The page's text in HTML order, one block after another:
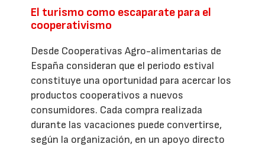
El turismo como escaparate para el
cooperativismo
Desde Cooperativas Agro-alimentarias de
España consideran que el periodo estival
constituye una oportunidad para acercar los
productos cooperativos a nuevos
consumidores. Cada compra realizada
durante las vacaciones puede convertirse,
según la organización, en un apoyo directo